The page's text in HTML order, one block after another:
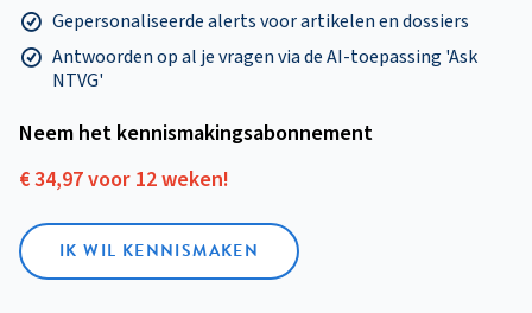
Gepersonaliseerde alerts voor artikelen en dossiers
Antwoorden op al je vragen via de AI-toepassing 'Ask
NTVG'
Neem het kennismakings­abonnement
€ 34,97 voor 12 weken!
IK WIL KENNISMAKEN